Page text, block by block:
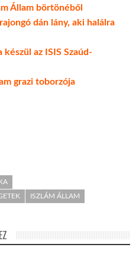
Állam börtönéből
dán lány, aki halálra
az ISIS Szaúd-
grazi toborzója
ISZLÁM ÁLLAM